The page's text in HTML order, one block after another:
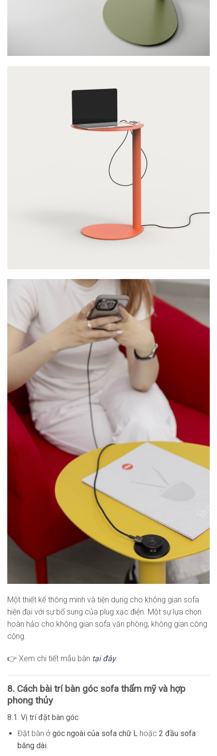
Một thiết kế thông minh và tiện dụng cho không gian sofa
hiện đại với sự bổ sung của plug xạc điện. Một sự lựa chọn
hoàn hảo cho không gian sofa văn phòng, không gian công
cộng.
👉 Xem chi tiết mẫu bàn tại đây
8. Cách bài trí bàn góc sofa thẩm mỹ và hợp
phong thủy
8.1. Vị trí đặt bàn góc
Đặt bàn ở góc ngoài của sofa chữ L hoặc 2 đầu sofa
băng dài.